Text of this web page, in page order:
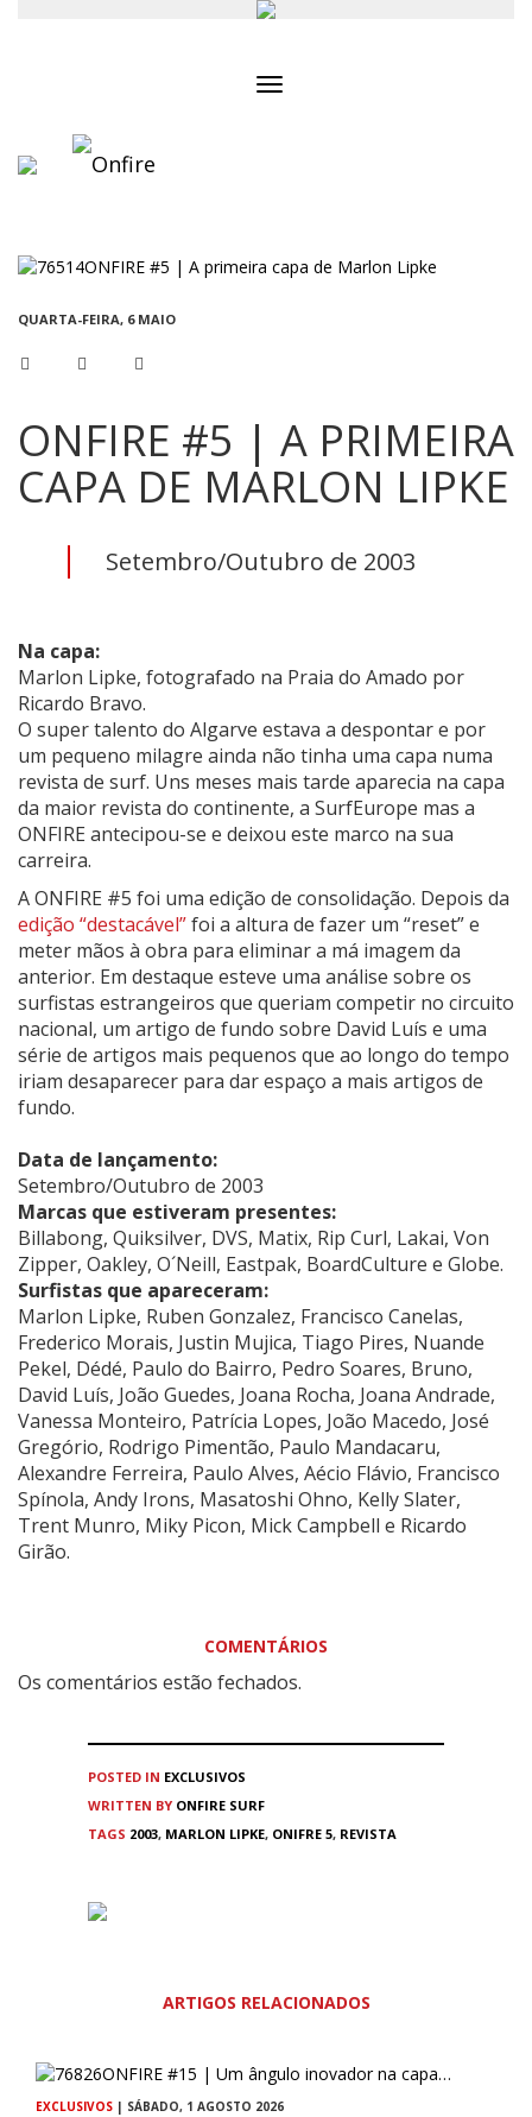
QUARTA-FEIRA, 6 MAIO
ONFIRE #5 | A PRIMEIRA
CAPA DE MARLON LIPKE
Setembro/Outubro de 2003
Na capa:
Marlon Lipke, fotografado na Praia do Amado por
Ricardo Bravo.
O super talento do Algarve estava a despontar e por
um pequeno milagre ainda não tinha uma capa numa
revista de surf. Uns meses mais tarde aparecia na capa
da maior revista do continente, a SurfEurope mas a
ONFIRE antecipou-se e deixou este marco na sua
carreira.
A ONFIRE #5 foi uma edição de consolidação. Depois da
edição “destacável”foi a altura de fazer um “reset” e
meter mãos à obra para eliminar a má imagem da
anterior. Em destaque esteve uma análise sobre os
surfistas estrangeiros que queriam competir no circuito
nacional, um artigo de fundo sobre David Luís e uma
série de artigos mais pequenos que ao longo do tempo
iriam desaparecer para dar espaço a mais artigos de
fundo.
Data de lançamento:
Setembro/Outubro de 2003
Marcas que estiveram presentes:
Billabong, Quiksilver, DVS, Matix, Rip Curl, Lakai, Von
Zipper, Oakley, O´Neill, Eastpak, BoardCulture e Globe.
Surfistas que apareceram:
Marlon Lipke, Ruben Gonzalez, Francisco Canelas,
Frederico Morais, Justin Mujica, Tiago Pires, Nuande
Pekel, Dédé, Paulo do Bairro, Pedro Soares, Bruno,
David Luís, João Guedes, Joana Rocha, Joana Andrade,
Vanessa Monteiro, Patrícia Lopes, João Macedo, José
Gregório, Rodrigo Pimentão, Paulo Mandacaru,
Alexandre Ferreira, Paulo Alves, Aécio Flávio, Francisco
Spínola, Andy Irons, Masatoshi Ohno, Kelly Slater,
Trent Munro, Miky Picon, Mick Campbell e Ricardo
Girão.
COMENTÁRIOS
Os comentários estão fechados.
POSTED IN EXCLUSIVOS
WRITTEN BY ONFIRE SURF
TAGS 2003, MARLON LIPKE, ONIFRE 5, REVISTA
ARTIGOS RELACIONADOS
EXCLUSIVOS | SÁBADO, 1 AGOSTO 2026